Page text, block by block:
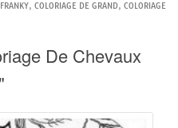
, COLORIAGE DE GRAND, COLORIAGE
De Chevaux